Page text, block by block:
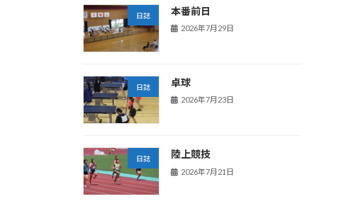
日誌 本番前日
2026年7月29日
日誌 卓球
2026年7月23日
日誌 陸上競技
2026年7月21日